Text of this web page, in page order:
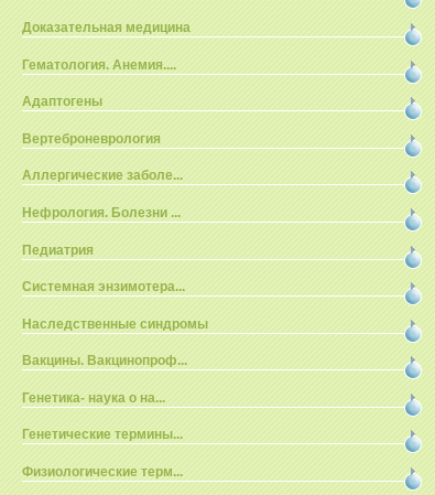
Доказательная медицина
Гематология. Анемия....
Адаптогены
Вертеброневрология
Аллергические заболе...
Нефрология. Болезни ...
Педиатрия
Системная энзимотера...
Наследственные синдромы
Вакцины. Вакцинопроф...
Генетика- наука о на...
Генетические термины...
Физиологические терм...